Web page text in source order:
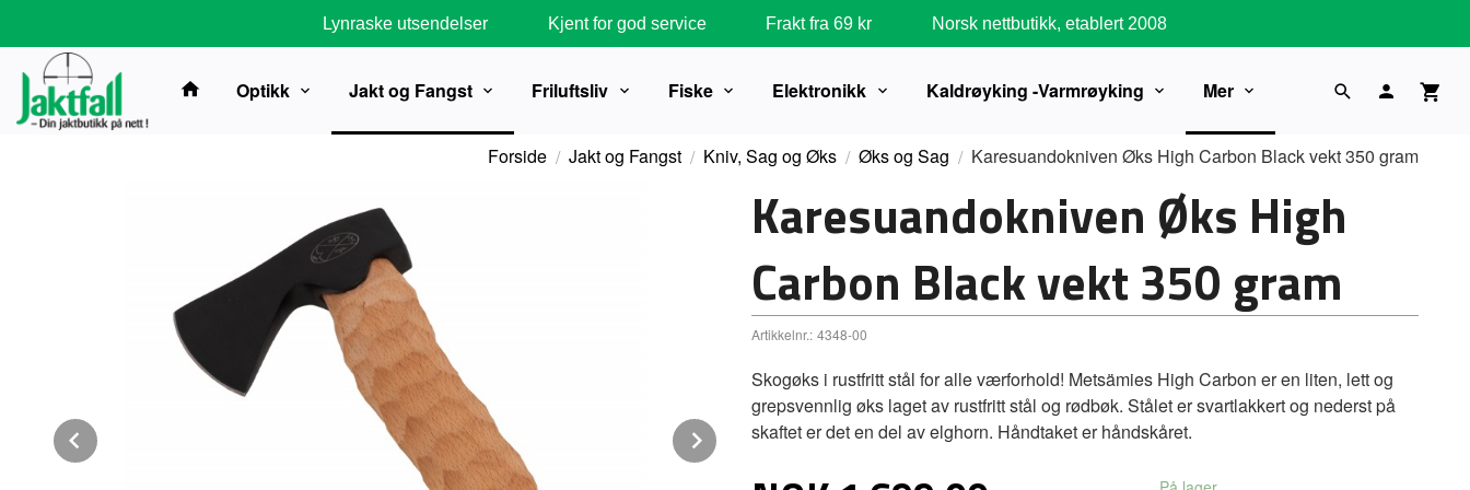
innholdet
Lynraske utsendelser Kjent for god service Frakt fra 69 kr Norsk nettbutikk, etablert 2008
Optikk Jakt og Fangst Friluftsliv Fiske Elektronikk Kaldrøyking -Varmrøyking Mer
Forside Jakt og Fangst Kniv, Sag og Øks Øks og Sag Karesuandokniven Øks High Carbon Black vekt 350 gram
Next
Karesuandokniven Øks High
Carbon Black vekt 350 gram
Artikkelnr.: 4348-00
Skogøks i rustfritt stål for alle værforhold! Metsämies High Carbon er en liten, lett og
grepsvennlig øks laget av rustfritt stål og rødbøk. Stålet er svartlakkert og nederst på
skaftet er det en del av elghorn. Håndtaket er håndskåret.